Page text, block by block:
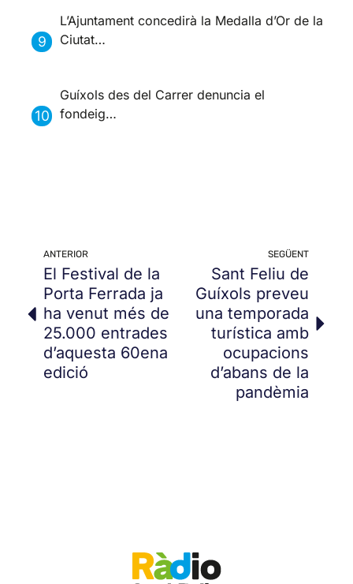
L’Ajuntament concedirà la Medalla d’Or de la
Ciutat…
Guíxols des del Carrer denuncia el
fondeig…
ANTERIOR
El Festival de la
Porta Ferrada ja
ha venut més de
25.000 entrades
d’aquesta 60ena
edició
SEGÜENT
Sant Feliu de
Guíxols preveu
una temporada
turística amb
ocupacions
d’abans de la
pandèmia